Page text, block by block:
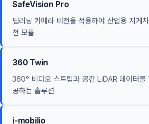
SafeVision Pro
딥러닝 카메라 비전을 적용하여 산업용 지게
전 모듈.
360 Twin
360° 비디오 스트림과 공간 LiDAR 데이터
공하는 솔루션.
i-mobilio